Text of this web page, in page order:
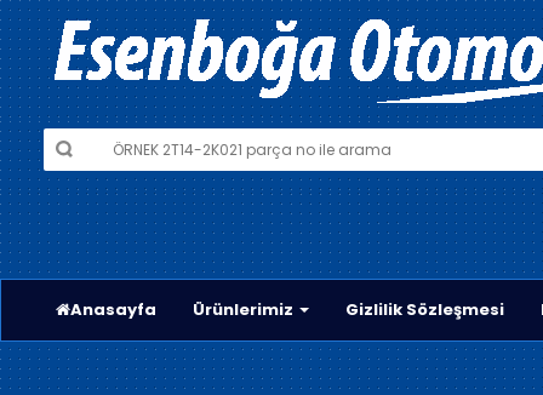
Anasayfa Ürünlerimiz Gizlilik Sözleşmesi